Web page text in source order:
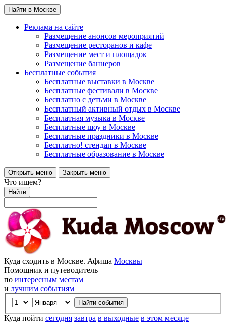
Найти в Москве
Реклама на сайте
Размещение анонсов мероприятий
Размещение ресторанов и кафе
Размещение мест и площадок
Размещение баннеров
Бесплатные события
Бесплатные выставки в Москве
Бесплатные фестивали в Москве
Бесплатно с детьми в Москве
Бесплатный активный отдых в Москве
Бесплатная музыка в Москве
Бесплатные шоу в Москве
Бесплатные праздники в Москве
Бесплатно! стендап в Москве
Бесплатные образование в Москве
Открыть меню Закрыть меню
Что ищем?
Найти
Куда сходить в Москве. Афиша Москвы
Помощник и путеводитель
по интересным местам
и лучшим событиям
Куда пойти сегодня завтра в выходные в этом месяце